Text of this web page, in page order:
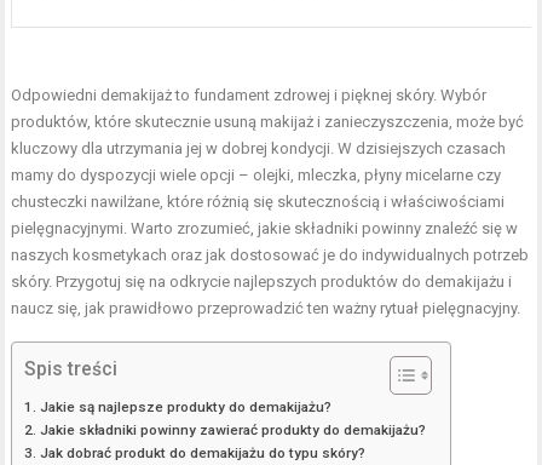
Odpowiedni demakijaż to fundament zdrowej i pięknej skóry. Wybór
produktów, które skutecznie usuną makijaż i zanieczyszczenia, może być
kluczowy dla utrzymania jej w dobrej kondycji. W dzisiejszych czasach
mamy do dyspozycji wiele opcji – olejki, mleczka, płyny micelarne czy
chusteczki nawilżane, które różnią się skutecznością i właściwościami
pielęgnacyjnymi. Warto zrozumieć, jakie składniki powinny znaleźć się w
naszych kosmetykach oraz jak dostosować je do indywidualnych potrzeb
skóry. Przygotuj się na odkrycie najlepszych produktów do demakijażu i
naucz się, jak prawidłowo przeprowadzić ten ważny rytuał pielęgnacyjny.
Spis treści
Jakie są najlepsze produkty do demakijażu?
Jakie składniki powinny zawierać produkty do demakijażu?
Jak dobrać produkt do demakijażu do typu skóry?